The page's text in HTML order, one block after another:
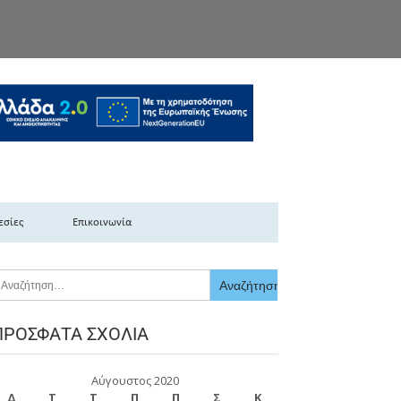
Ελλάδας
Επικοινωνία
ΣΧΌΛΙΑ
Αύγουστος 2020
Δ
Τ Τ Π Π Σ
Κ